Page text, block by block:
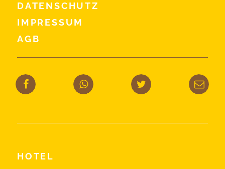
DATENSCHUTZ
IMPRESSUM
AGB
HOTEL